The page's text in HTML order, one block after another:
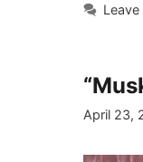
April 23,